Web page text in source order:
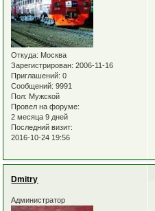
Откуда: Москва
Зарегистрирован: 2006-11-16
Приглашений: 0
Сообщений: 9991
Пол: Мужской
Провел на форуме:
2 месяца 9 дней
Последний визит:
2016-10-24 19:56
Dmitry
Администратор